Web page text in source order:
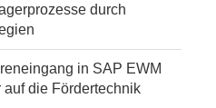
durch
in SAP EWM
die Fördertechnik